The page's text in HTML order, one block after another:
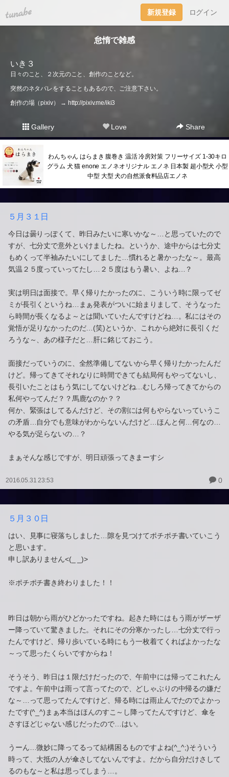
tuna.be 新規登録 ログイン
怠惰で雑感
いき３
日々のこと、２次元のこと、創作のことなど。
突然のネタバレをすることもあるので、ご注意下さい。
創作の場（pixiv） → http://pixiv.me/iki3
Gallery Love Share
わんちゃん はらまき 腹巻き 温活 冷房対策 フリーサイズ 1-30キロ
グラム 犬 猫 enone エノネオリジナル エノネ 日本製 超小型犬 小型
中型 大型 犬の自然派食料品店エノネ
５月３１日
今日は曇りっぽくて、昨日みたいに寒いかな～…と思っていたので
すが、七分丈で意外といけましたね。というか、途中からは七分丈
もめくって半袖みたいにしてました…慣れると暑かったな～。最高
気温２５度っていってたし…２５度はもう暑い、よね…？
実は明日は面接で。早く帰りたかったのに、こういう時に限ってゼ
ミが長引くというね…まぁ発表がついに始まりまして、そうなった
ら時間が長くなるよ～とは聞いていたんですけどね…。私にはその
覚悟が足りなかったのだ…(笑)というか、これから絶対に長引くだ
ろうな～、あの様子だと…肝に銘じておこう。
面接だっていうのに、全然準備してないから早く帰りたかったんだ
けど。帰ってきてそれなりに時間できても結局何もやってないし、
長引いたことはもう気にしてないけどね…むしろ帰ってきてからの
私何やってんだ？？馬鹿なのか？？
何か、緊張はしてるんだけど、その割には何もやらないっていうこ
の矛盾…自分でも意味がわからないんだけど…ほんと何…何なの…
やる気が足らないの…？
まぁそんな感じですが、明日頑張ってきまーすシ
2016.05.31 23:53 0
５月３０日
はい、見事に寝落ちしました…隙を見つけてポチポチ書いていこう
と思います。
申し訳ありません<(_ _)>
※ポチポチ書き終わりました！！
昨日は朝から雨がひどかったですね。起きた時にはもう雨がザーザ
ー降っていて驚きました。それにその分寒かったし…七分丈で行っ
たんですけど、帰り歩いている時にもう一枚着てくればよかったな
～って思ったくらいですからね！
そうそう、昨日は１限だけだったので、午前中には帰ってこれたん
ですよ。午前中は雨って言ってたので、どしゃぶりの中帰るの嫌だ
な～…って思ってたんですけど、帰る時には雨止んでたのでよかっ
たです(^_^)まぁ本当はほんのすこ～し降ってたんですけど、傘を
さすほどじゃない感じだったので…はい。
うーん…微妙に降ってるって結構困るものですよね(^_^;)そういう
時って、大抵の人が傘さしてないんですよ。だから自分だけさして
るのもな～と私は思ってしまう…。